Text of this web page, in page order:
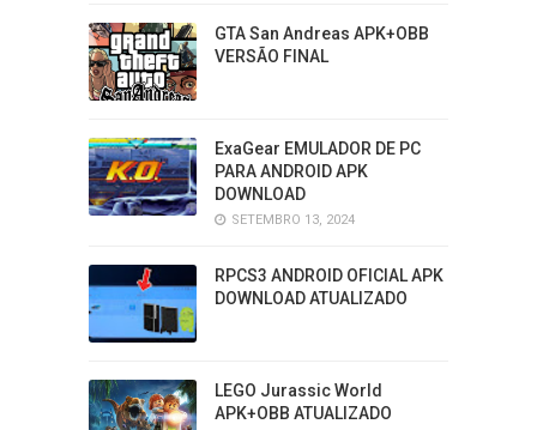
GTA San Andreas APK+OBB
VERSÃO FINAL
ExaGear EMULADOR DE PC
PARA ANDROID APK
DOWNLOAD
SETEMBRO 13, 2024
RPCS3 ANDROID OFICIAL APK
DOWNLOAD ATUALIZADO
LEGO Jurassic World
APK+OBB ATUALIZADO